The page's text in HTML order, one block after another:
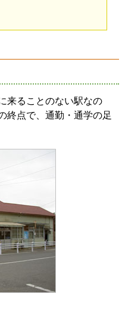
来ることのない駅なの
終点で、通勤・通学の足